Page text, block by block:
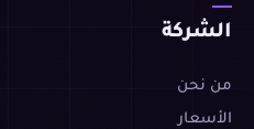
الشركة
من نحن
الأسعار